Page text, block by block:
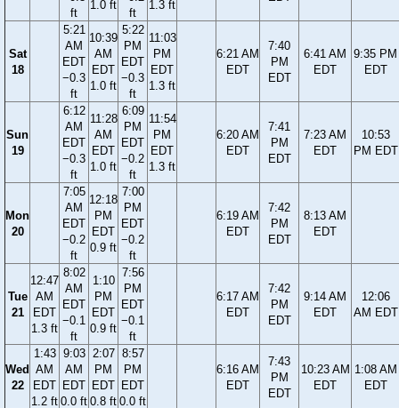
ft
1.0 ft
ft
1.3 ft
Sat
18
5:21
AM
EDT
−0.3
ft
10:39
AM
EDT
1.0 ft
5:22
PM
EDT
−0.3
ft
11:03
PM
EDT
1.3 ft
6:21 AM
EDT
7:40
PM
EDT
6:41 AM
EDT
9:35 PM
EDT
Sun
19
6:12
AM
EDT
−0.3
ft
11:28
AM
EDT
1.0 ft
6:09
PM
EDT
−0.2
ft
11:54
PM
EDT
1.3 ft
6:20 AM
EDT
7:41
PM
EDT
7:23 AM
EDT
10:53
PM EDT
Mon
20
7:05
AM
EDT
−0.2
ft
12:18
PM
EDT
0.9 ft
7:00
PM
EDT
−0.2
ft
6:19 AM
EDT
7:42
PM
EDT
8:13 AM
EDT
Tue
21
12:47
AM
EDT
1.3 ft
8:02
AM
EDT
−0.1
ft
1:10
PM
EDT
0.9 ft
7:56
PM
EDT
−0.1
ft
6:17 AM
EDT
7:42
PM
EDT
9:14 AM
EDT
12:06
AM EDT
Wed
22
1:43
AM
EDT
1.2 ft
9:03
AM
EDT
0.0 ft
2:07
PM
EDT
0.8 ft
8:57
PM
EDT
0.0 ft
6:16 AM
EDT
7:43
PM
EDT
10:23 AM
EDT
1:08 AM
EDT